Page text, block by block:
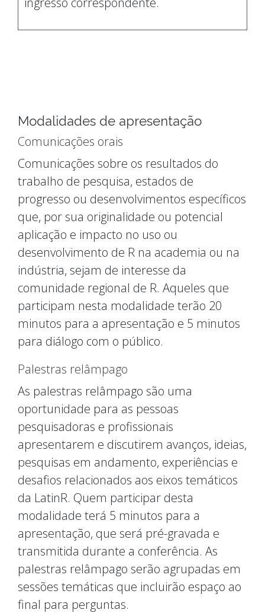
Modalidades de apresentação
Comunicações orais
Comunicações sobre os resultados do
trabalho de pesquisa, estados de
progresso ou desenvolvimentos específicos
que, por sua originalidade ou potencial
aplicação e impacto no uso ou
desenvolvimento de R na academia ou na
indústria, sejam de interesse da
comunidade regional de R. Aqueles que
participam nesta modalidade terão 20
minutos para a apresentação e 5 minutos
para diálogo com o público.
Palestras relâmpago
As palestras relâmpago são uma
oportunidade para as pessoas
pesquisadoras e profissionais
apresentarem e discutirem avanços, ideias,
pesquisas em andamento, experiências e
desafios relacionados aos eixos temáticos
da LatinR. Quem participar desta
modalidade terá 5 minutos para a
apresentação, que será pré-gravada e
transmitida durante a conferência. As
palestras relâmpago serão agrupadas em
sessões temáticas que incluirão espaço ao
final para perguntas.